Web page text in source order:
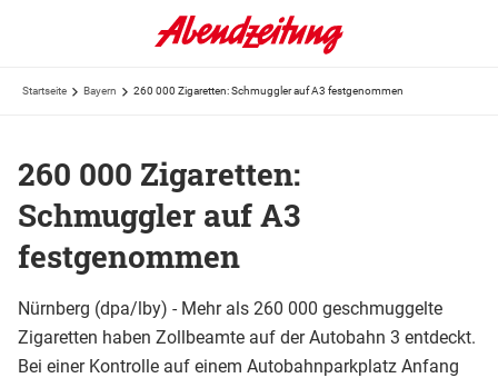
Startseite Bayern 260 000 Zigaretten: Schmuggler auf A3 festgenommen
260 000 Zigaretten:
Schmuggler auf A3
festgenommen
Nürnberg (dpa/lby) - Mehr als 260 000 geschmuggelte
Zigaretten haben Zollbeamte auf der Autobahn 3 entdeckt.
Bei einer Kontrolle auf einem Autobahnparkplatz Anfang